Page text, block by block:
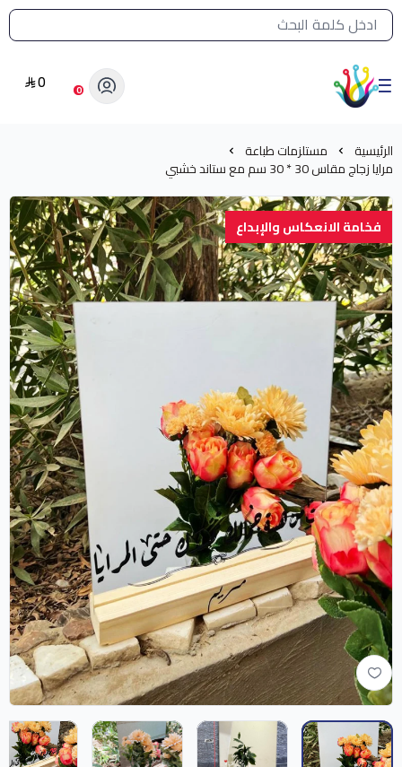
القائمة الرئيسية لمتجر الشرق النادر
الشرق النادر بيع مستلزمات طباعة حرارية 0
0
الرئيسية مستلزمات طباعة
مرايا زجاج مقاس 30 * 30 سم مع ستاند خشبي
فخامة الانعكاس والإبداع